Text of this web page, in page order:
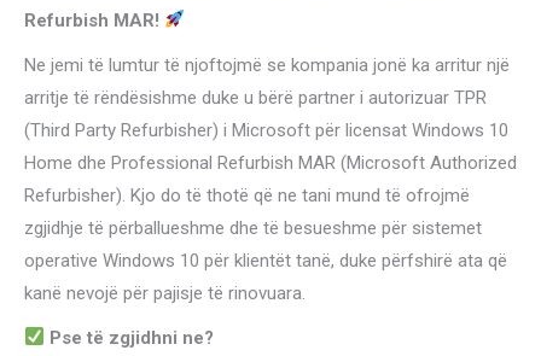
Refurbish MAR!
Ne jemi të lumtur të njoftojmë se kompania jonë ka arritur një
arritje të rëndësishme duke u bërë partner i autorizuar TPR
(Third Party Refurbisher) i Microsoft për licensat Windows 10
Home dhe Professional Refurbish MAR (Microsoft Authorized
Refurbisher). Kjo do të thotë që ne tani mund të ofrojmë
zgjidhje të përballueshme dhe të besueshme për sistemet
operative Windows 10 për klientët tanë, duke përfshirë ata që
kanë nevojë për pajisje të rinovuara.
Pse të zgjidhni ne?